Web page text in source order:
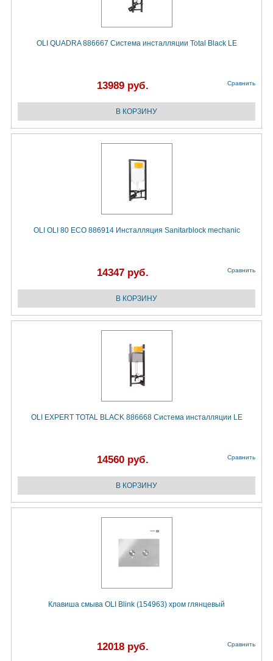
OLI QUADRA 886667 Система инсталляции Total Black LE
13989 руб. Сравнить
OLI OLI 80 ECO 886914 Инсталляция Sanitarblock mechanic
14347 руб. Сравнить
OLI EXPERT TOTAL BLACK 886668 Система инсталляции LE
14560 руб. Сравнить
Клавиша смыва OLI Blink (154963) хром глянцевый
12018 руб. Сравнить